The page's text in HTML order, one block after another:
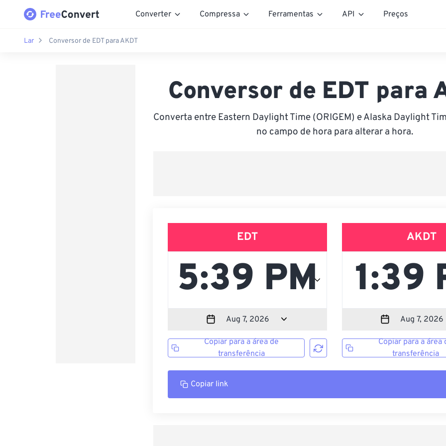
Converter Compressa Ferramentas API Preços
Lar Conversor de EDT para AKDT
Conversor de EDT para
Converta entre Eastern Daylight Time (ORIGEM) e Alaska Daylight
no campo de hora para alterar a hora.
EDT
Copiar para a área de
transferência
AKDT
Copiar para a área
transferência
Copiar link